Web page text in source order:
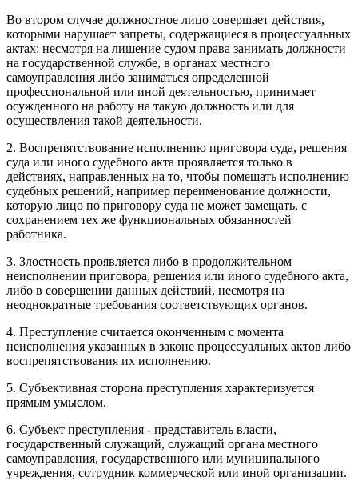
Во втором случае должностное лицо совершает действия,
которыми нарушает запреты, содержащиеся в процессуальных
актах: несмотря на лишение судом права занимать должности
на государственной службе, в органах местного
самоуправления либо заниматься определенной
профессиональной или иной деятельностью, принимает
осужденного на работу на такую должность или для
осуществления такой деятельности.
2. Воспрепятствование исполнению приговора суда, решения
суда или иного судебного акта проявляется только в
действиях, направленных на то, чтобы помешать исполнению
судебных решений, например переименование должности,
которую лицо по приговору суда не может замещать, с
сохранением тех же функциональных обязанностей
работника.
3. Злостность проявляется либо в продолжительном
неисполнении приговора, решения или иного судебного акта,
либо в совершении данных действий, несмотря на
неоднократные требования соответствующих органов.
4. Преступление считается оконченным с момента
неисполнения указанных в законе процессуальных актов либо
воспрепятствования их исполнению.
5. Субъективная сторона преступления характеризуется
прямым умыслом.
6. Субъект преступления - представитель власти,
государственный служащий, служащий органа местного
самоуправления, государственного или муниципального
учреждения, сотрудник коммерческой или иной организации.